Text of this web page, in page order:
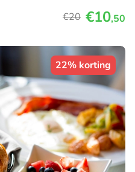
€20 €10,50
22% korting